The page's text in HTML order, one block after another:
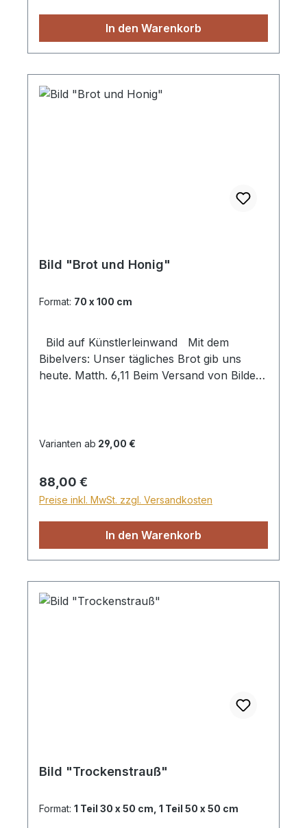
In den Warenkorb
Bild "Brot und Honig"
Format: 70 x 100 cm
Bild auf Künstlerleinwand Mit dem
Bibelvers: Unser tägliches Brot gib uns
heute. Matth. 6,11 Beim Versand von Bildern
Höhe von 28,99€ berechnet. Für den
Sperrgutzuschlag 30€.
Varianten ab 29,00 €
Regulärer Preis:
88,00 €
Preise inkl. MwSt. zzgl. Versandkosten
In den Warenkorb
Bild "Trockenstrauß"
Format: 1 Teil 30 x 50 cm, 1 Teil 50 x 50 cm